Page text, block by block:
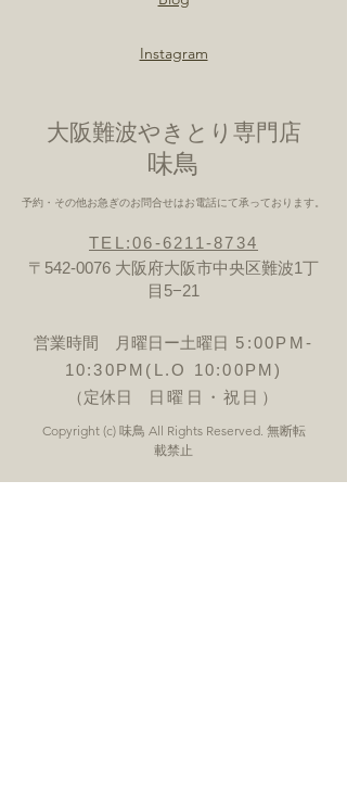
Instagram
大阪難波やきとり専門店
​味鳥
予約・その他お急ぎのお問合せはお電話にて承っております。
TEL:06-6211-8734
〒542-0076 大阪府大阪市中央区難波1丁
目5−21
営業時間 月曜日ー土曜日 5:00PM-
10:30PM(L.O 10:00PM)
（定休日
日曜日・祝日）
Copyright (c) 味鳥 All Rights Reserved. 無断転
載禁止